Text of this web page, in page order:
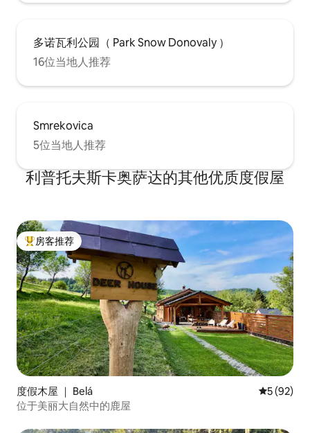
多诺瓦利公园（ Park Snow Donovaly ）
16位当地人推荐
Smrekovica
5位当地人推荐
利普托夫斯卡奥萨达的其他优质度假屋
热门「房客推荐」
房客推荐
度假木屋 ｜ Belá 平均评分
5 (92)
位于美丽大自然中的鹿屋